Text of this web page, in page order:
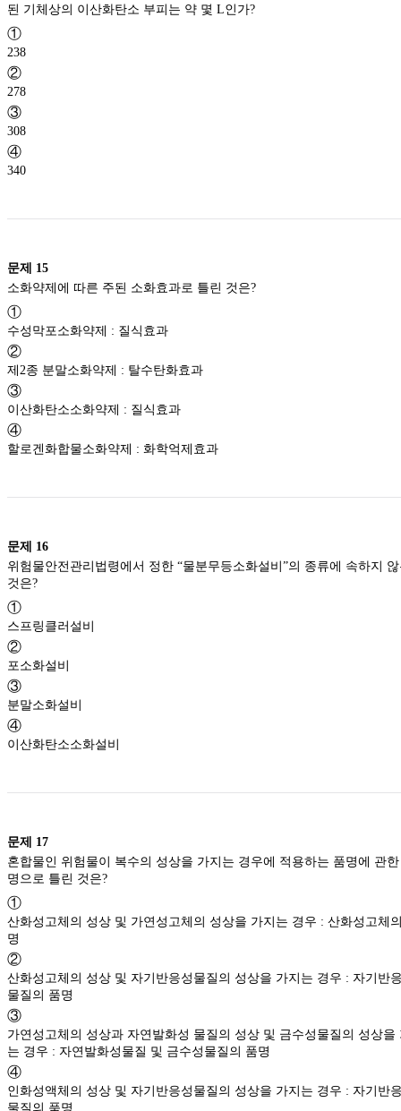
①
238
②
278
③
308
④
340
문제 15
①
수성막포소화약제 : 질식효과
②
제2종 분말소화약제 : 탈수탄화효과
③
이산화탄소소화약제 : 질식효과
④
할로겐화합물소화약제 : 화학억제효과
문제 16
위험물안전관리법령에서 정한 “물분무등소화설비”의 종류에 속하지
①
스프링클러설비
②
포소화설비
③
분말소화설비
④
이산화탄소소화설비
문제 17
혼합물인 위험물이 복수의 성상을 가지는 경우에 적용하는 품명에 관
①
산화성고체의 성상 및 가연성고체의 성상을 가지는 경우 : 산화성고체
명
②
산화성고체의 성상 및 자기반응성물질의 성상을 가지는 경우 : 자기반
물질의 품명
③
가연성고체의 성상과 자연발화성 물질의 성상 및 금수성물질의 성상을
는 경우 : 자연발화성물질 및 금수성물질의 품명
④
인화성액체의 성상 및 자기반응성물질의 성상을 가지는 경우 : 자기반
물질의 품명